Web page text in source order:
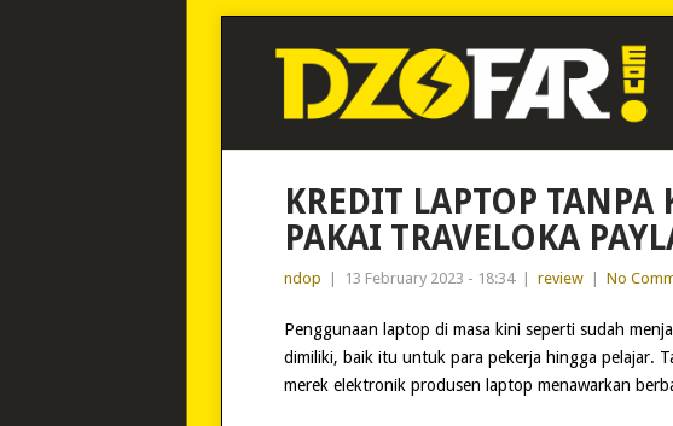
KREDIT LAPTOP TANPA
PAKAI TRAVELOKA
ndop 13 February 2023 - 18:34 review No
Penggunaan laptop di masa kini seperti sudah
dimiliki, baik itu untuk para pekerja hingga pelajar.
merek elektronik produsen laptop menawarkan